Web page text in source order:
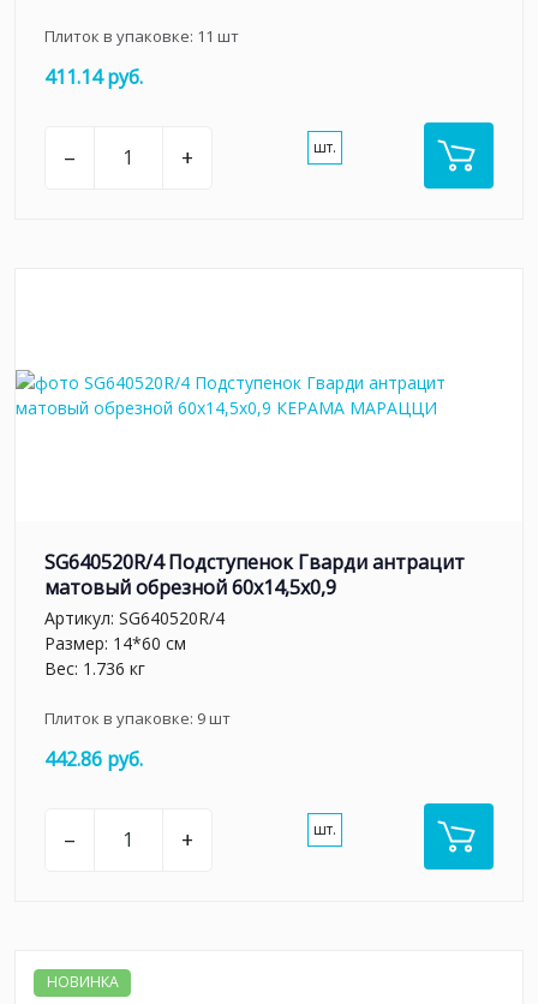
Плиток в упаковке: 11 шт
411.14 руб.
– + шт.
SG640520R/4 Подступенок Гварди антрацит
матовый обрезной 60x14,5x0,9
Артикул: SG640520R/4
Размер: 14*60 см
Вес: 1.736 кг
Плиток в упаковке: 9шт
442.86 руб.
– + шт.
НОВИНКА